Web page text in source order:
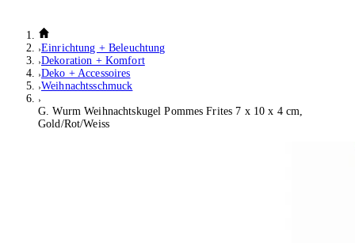
Einrichtung + Beleuchtung
Dekoration + Komfort
Deko + Accessoires
Weihnachtsschmuck
G. Wurm Weihnachtskugel Pommes Frites 7 x 10 x 4 cm,
Gold/Rot/Weiss